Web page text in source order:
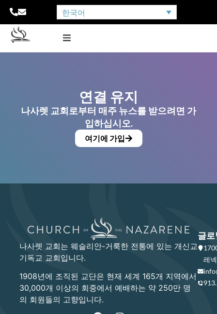
한국어
연결 유지
나사렛 교회로부터 매주 뉴스를 받으려면 가
입하십시오.
여기에 가입
나사렛 교회는 웨슬리안-거룩한 전통에 있는 개신교
기독교 교회입니다.
1908년에 조직된 교단은 현재 세계 165개 지역에서
30,000개 이상의 회중에서 예배하는 약 250만 명
의 회원들의 고향입니다.
글로
레